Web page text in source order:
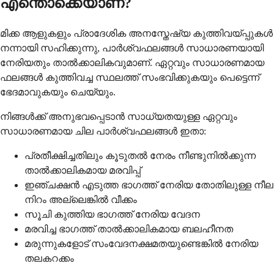
എന്തൊക്കെയാണ്?
മിക്ക ആളുകളും പ്രാദേശിക അനസ്തേഷ്യ കുത്തിവയ്പ്പുകൾ
നന്നായി സഹിക്കുന്നു, പാർശ്വഫലങ്ങൾ സാധാരണയായി
നേരിയതും താൽക്കാലികവുമാണ്. ഏറ്റവും സാധാരണമായ
ഫലങ്ങൾ കുത്തിവച്ച സ്ഥലത്ത് സംഭവിക്കുകയും പെട്ടെന്ന്
ഭേദമാവുകയും ചെയ്യും.
നിങ്ങൾക്ക് അനുഭവപ്പെടാൻ സാധ്യതയുള്ള ഏറ്റവും
സാധാരണമായ ചില പാർശ്വഫലങ്ങൾ ഇതാ:
പ്രതീക്ഷിച്ചതിലും കൂടുതൽ നേരം നീണ്ടുനിൽക്കുന്ന
താൽക്കാലികമായ മരവിപ്പ്
ഇഞ്ചക്ഷൻ എടുത്ത ഭാഗത്ത് നേരിയ തോതിലുള്ള നീല
നിറം അല്ലെങ്കിൽ വീക്കം
സൂചി കുത്തിയ ഭാഗത്ത് നേരിയ വേദന
മരവിച്ച ഭാഗത്ത് താൽക്കാലികമായ ബലഹീനത
മരുന്നുകളോട് സംവേദനക്ഷമതയുണ്ടെങ്കിൽ നേരിയ
തലകറക്കം